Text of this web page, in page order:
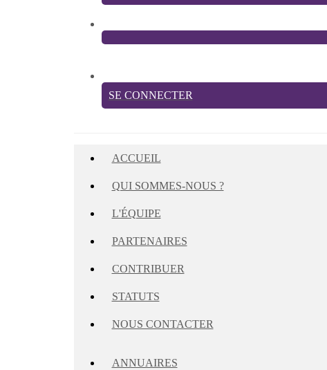
SE CONNECTER
ACCUEIL
QUI SOMMES-NOUS ?
L'ÉQUIPE
PARTENAIRES
CONTRIBUER
STATUTS
NOUS CONTACTER
ANNUAIRES